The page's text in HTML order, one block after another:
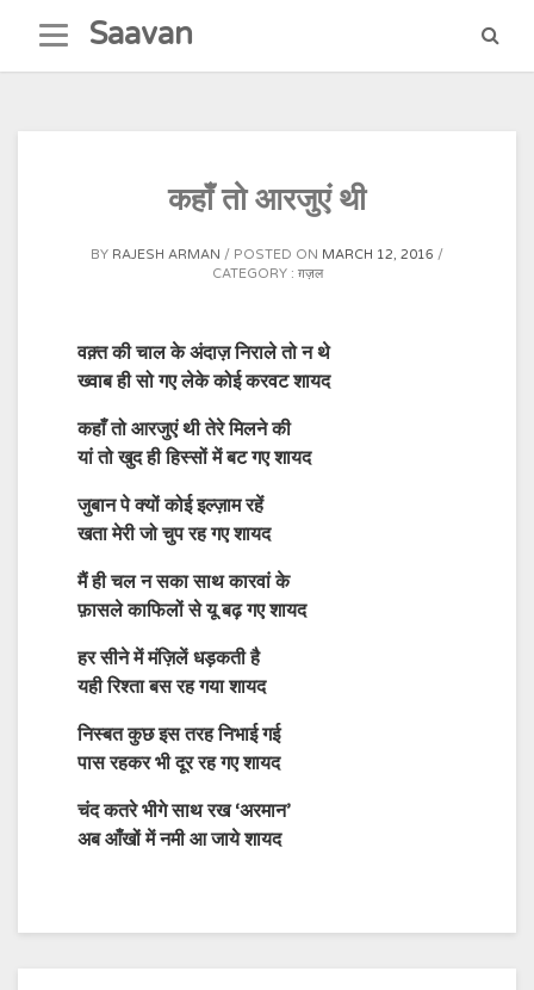
content
Saavan
कहाँ तो आरजुएं थी
BY RAJESH ARMAN POSTED ON MARCH 12, 2016
CATEGORY : ग़ज़ल
वक़्त की चाल के अंदाज़ निराले तो न थे
ख्वाब ही सो गए लेके कोई करवट शायद
कहाँ तो आरजुएं थी तेरे मिलने की
यां तो खुद ही हिस्सों में बट गए शायद
जुबान पे क्यों कोई इल्ज़ाम रहें
खता मेरी जो चुप रह गए शायद
मैं ही चल न सका साथ कारवां के
फ़ासले काफिलों से यू बढ़ गए शायद
हर सीने में मंज़िलें धड़कती है
यही रिश्ता बस रह गया शायद
निस्बत कुछ इस तरह निभाई गई
पास रहकर भी दूर रह गए शायद
चंद कतरे भीगे साथ रख ‘अरमान’
अब आँखों में नमी आ जाये शायद